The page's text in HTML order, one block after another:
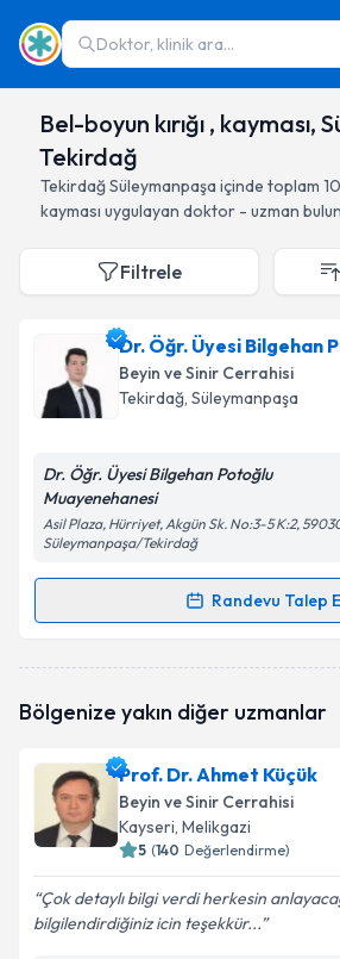
Doktor, klinik ara...
Bel-boyun kırığı , kayması,
Tekirdağ
TekirdağSüleymanpaşa içinde toplam 10
kayması uygulayan doktor - uzman
Filtrele
Dr. Öğr. Üyesi Bilgehan
Beyin ve Sinir Cerrahisi
Tekirdağ, Süleymanpaşa
Dr. Öğr. Üyesi Bilgehan Potoğlu
Muayenehanesi
Asil Plaza, Hürriyet, Akgün Sk. No:3-5 K:2,
Süleymanpaşa/Tekirdağ
Randevu Talep
Randevu Takvimi Talebi
takvimi talebi oluşturun. Size bu
bilgilendireceğiz.
E-posta Adresiniz
Kişisel verilerimin işlenmesine
Bölgenize yakın diğer uzmanlar
Prof. Dr. Ahmet Küçük
Beyin ve Sinir Cerrahisi
Kayseri, Melikgazi
5 (140 Değerlendirme)
Çok detaylı bilgi verdi herkesin
bilgilendirdiğiniz icin teşekkür...